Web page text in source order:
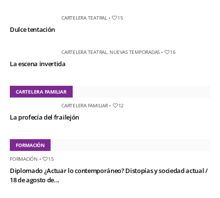
CARTELERA TEATRAL • 15
Dulce tentación
CARTELERA TEATRAL NUEVAS TEMPORADAS • 16
La escena invertida
CARTELERA FAMILIAR
CARTELERA FAMILIAR• 12
La profecía del frailejón
FORMACIÓN
FORMACIÓN • 15
Diplomado ¿Actuar lo contemporáneo? Distopías y sociedad actual /
18 de agosto de...